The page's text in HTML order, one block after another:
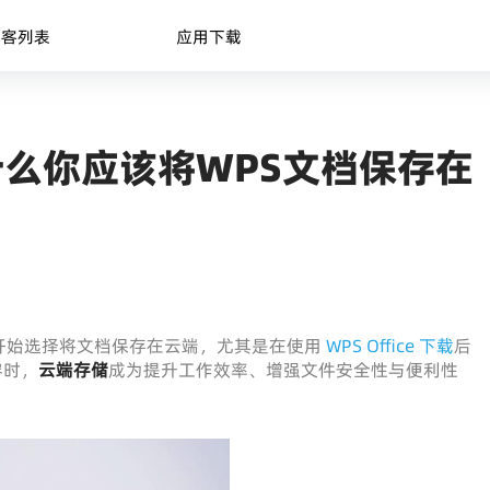
列表 应用下载
你应该将WPS文档保存在
选择将文档保存在云端，尤其是在使用 WPS Office 下载后
， 云端存储成为提升工作效率、增强文件安全性与便利性